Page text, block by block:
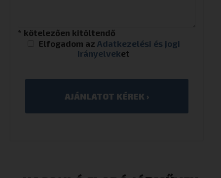
* kötelezően kitöltendő
Elfogadom az Adatkezelési és jogi
irányelveket